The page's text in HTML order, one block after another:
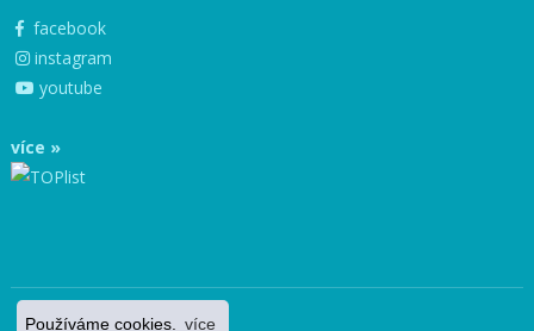
Používáme cookies. více
facebook
instagram
youtube
více »